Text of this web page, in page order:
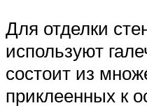
Для отделки
используют
состоит из
приклеенных к